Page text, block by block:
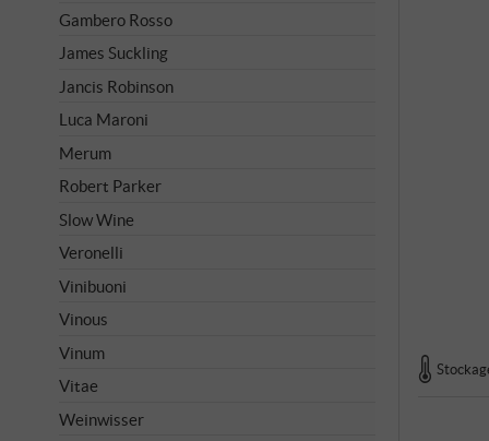
Gambero Rosso
James Suckling
Jancis Robinson
Luca Maroni
Merum
Robert Parker
Slow Wine
Veronelli
Vinibuoni
Vinous
Vinum
Vitae
Weinwisser